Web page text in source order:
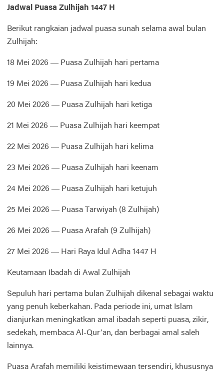
Jadwal Puasa Zulhijah 1447 H
Berikut rangkaian jadwal puasa sunah selama awal bulan
Zulhijah:
18 Mei 2026 — Puasa Zulhijah hari pertama
19 Mei 2026 — Puasa Zulhijah hari kedua
20 Mei 2026 — Puasa Zulhijah hari ketiga
21 Mei 2026 — Puasa Zulhijah hari keempat
22 Mei 2026 — Puasa Zulhijah hari kelima
23 Mei 2026 — Puasa Zulhijah hari keenam
24 Mei 2026 — Puasa Zulhijah hari ketujuh
25 Mei 2026 — Puasa Tarwiyah (8 Zulhijah)
26 Mei 2026 — Puasa Arafah (9 Zulhijah)
27 Mei 2026 — Hari Raya Idul Adha 1447 H
Keutamaan Ibadah di Awal Zulhijah
Sepuluh hari pertama bulan Zulhijah dikenal sebagai waktu
yang penuh keberkahan. Pada periode ini, umat Islam
dianjurkan meningkatkan amal ibadah seperti puasa, zikir,
sedekah, membaca Al-Qur’an, dan berbagai amal saleh
lainnya.
Puasa Arafah memiliki keistimewaan tersendiri, khususnya